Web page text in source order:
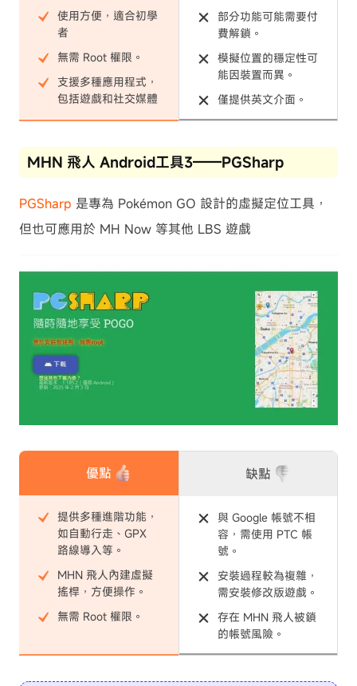
使用方便，適合初學
者
無需 Root 權限。
支援多種應用程式，
包括遊戲和社交媒體
部分功能可能需要付
費解鎖。
模擬位置的穩定性可
能因裝置而異。
僅提供英文介面。
MHN 飛人 Android工具3——PGSharp
PGSharp 是專為 Pokémon GO 設計的虛擬定位工具，
但也可應用於 MH Now 等其他 LBS 遊戲
優點
提供多種進階功能，
如自動行走、GPX
路線導入等。
MHN 飛人內建虛擬
搖桿，方便操作。
無需 Root 權限。
缺點
與 Google 帳號不相
容，需使用 PTC 帳
號。
安裝過程較為複雜，
需安裝修改版遊戲。
存在 MHN 飛人被鎖
的帳號風險。